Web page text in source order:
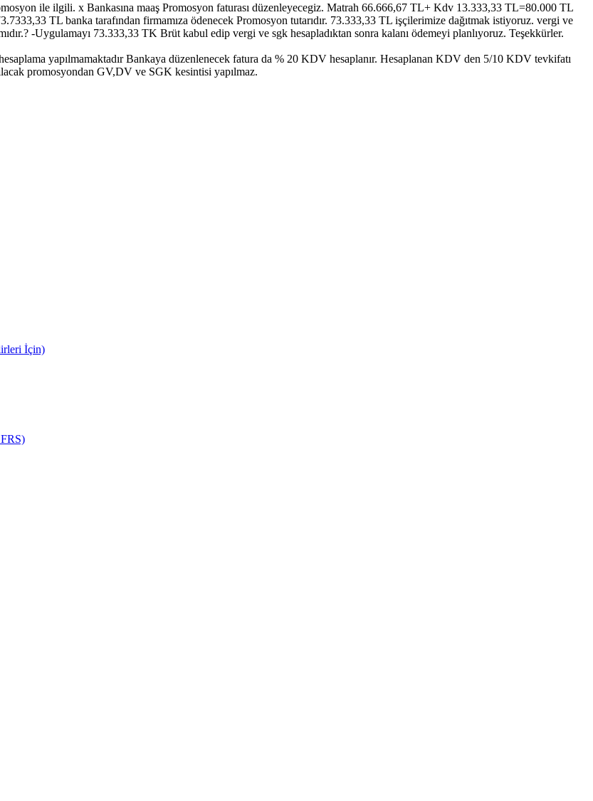
ile ilgili. x Bankasına maaş Promosyon faturası düzenleyecegiz. Matrah 66.666,67 TL+ Kdv 13.333,33 TL=80.000 TL
TL banka tarafından firmamıza ödenecek Promosyon tutarıdır. 73.333,33 TL işçilerimize dağıtmak istiyoruz. vergi ve
mıdır.? -Uygulamayı 73.333,33 TK Brüt kabul edip vergi ve sgk hesapladıktan sonra kalanı ödemeyi planlıyoruz. Teşekkürler.
yapılmamaktadır Bankaya düzenlenecek fatura da % 20 KDV hesaplanır. Hesaplanan KDV den 5/10 KDV tevkifatı
promosyondan GV,DV ve SGK kesintisi yapılmaz.
İçin)